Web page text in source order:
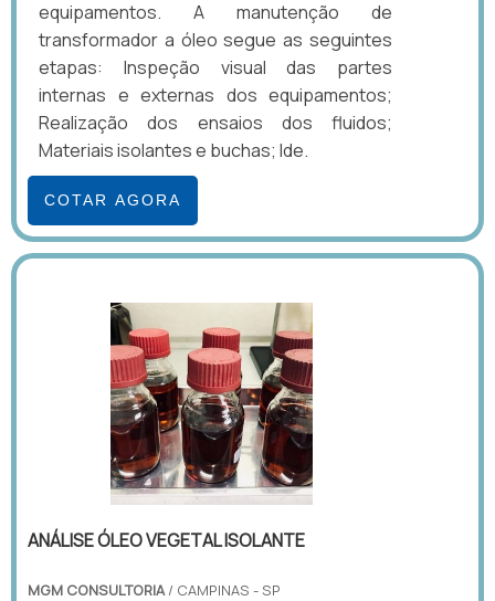
equipamentos. A manutenção de
transformador a óleo segue as seguintes
etapas: Inspeção visual das partes
internas e externas dos equipamentos;
Realização dos ensaios dos fluidos;
Materiais isolantes e buchas; Ide.
COTAR AGORA
ANÁLISE ÓLEO VEGETAL ISOLANTE
MGM CONSULTORIA/ CAMPINAS - SP